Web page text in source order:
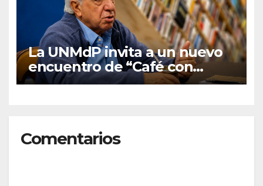
La UNMdP invita a un nuevo
encuentro de “Café con
graduados/as”
Comentarios